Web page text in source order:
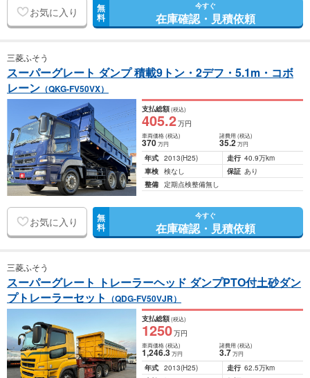
お気に入り 無
料
今すぐ
在庫確認・見積依頼
三菱ふそう
スーパーグレート ダンプ 積載9トン・2デフ・5.1m・コボ
レーン （QKG-FV50VX）
支払総額(税込)
405.2万円
車両価格(税込)
370万円
諸費用 (税込)
35.2 万円
年式 2013(H25) 走行 40.9万km
車検 検なし 保証 あり
整備 定期点検整備無し
お気に入り 無
料
今すぐ
在庫確認・見積依頼
三菱ふそう
スーパーグレート トレーラーヘッド ダンプPTO付土砂ダン
プトレーラーセット （QDG-FV50VJR）
支払総額(税込)
1250万円
車両価格(税込)
1,246.3万円
諸費用 (税込)
3.7 万円
年式 2013(H25) 走行 62.5万km